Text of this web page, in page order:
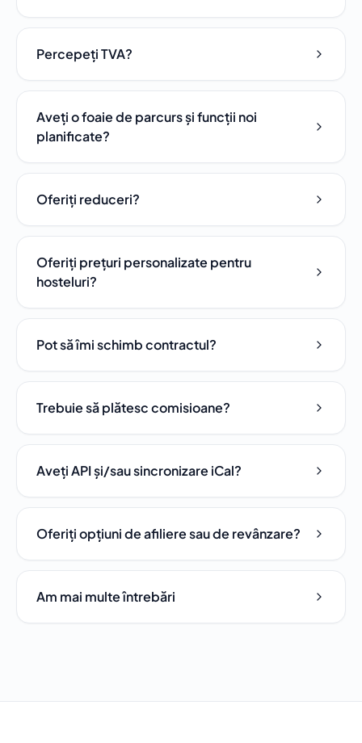
Percepeți TVA?
Aveți o foaie de parcurs și funcții noi
planificate?
Oferiți reduceri?
Oferiți prețuri personalizate pentru
hosteluri?
Pot să îmi schimb contractul?
Trebuie să plătesc comisioane?
Aveți API și/sau sincronizare iCal?
Oferiți opțiuni de afiliere sau de revânzare?
Am mai multe întrebări